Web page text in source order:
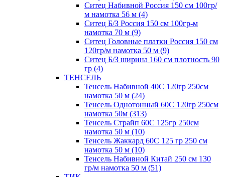
Ситец Набивной Россия 150 см 100гр/
м намотка 56 м (4)
Ситец Б/З Россия 150 см 100гр-м
намотка 70 м (9)
Ситец Головные платки Россия 150 см
120гр/м намотка 50 м (9)
Ситец Б/З ширина 160 см плотность 90
гр (4)
ТЕНСЕЛЬ
Тенсель Набивной 40С 120гр 250см
намотка 50 м (24)
Тенсель Однотонный 60С 120гр 250см
намотка 50м (313)
Тенсель Страйп 60С 125гр 250см
намотка 50 м (10)
Тенсель Жаккард 60С 125 гр 250 см
намотка 50 м (10)
Тенсель Набивной Китай 250 см 130
гр/м намотка 50 м (51)